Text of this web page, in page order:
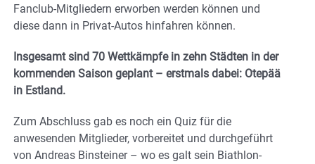
Fanclub-Mitgliedern erworben werden können und
diese dann in Privat-Autos hinfahren können.
Insgesamt sind 70 Wettkämpfe in zehn Städten in der
kommenden Saison geplant – erstmals dabei: Otepää
in Estland.
Zum Abschluss gab es noch ein Quiz für die
anwesenden Mitglieder, vorbereitet und durchgeführt
von Andreas Binsteiner – wo es galt sein Biathlon-